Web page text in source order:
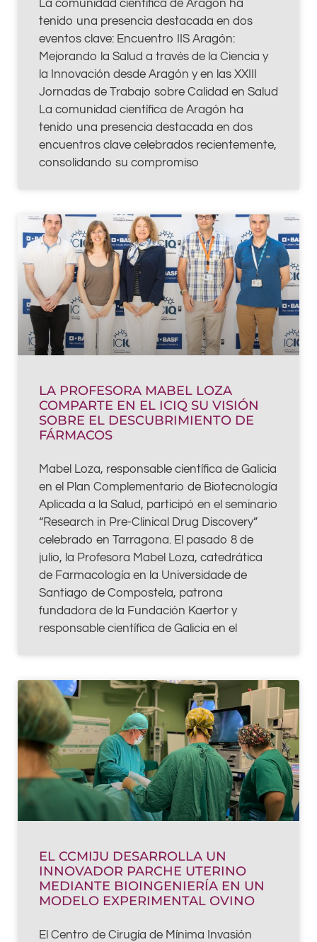
La comunidad científica de Aragón ha
tenido una presencia destacada en dos
eventos clave: Encuentro IIS Aragón:
Mejorando la Salud a través de la Ciencia y
la Innovación desde Aragón y en las XXIII
Jornadas de Trabajo sobre Calidad en Salud
La comunidad científica de Aragón ha
tenido una presencia destacada en dos
encuentros clave celebrados recientemente,
consolidando su compromiso
LA PROFESORA MABEL LOZA
COMPARTE EN EL ICIQ SU VISIÓN
SOBRE EL DESCUBRIMIENTO DE
FÁRMACOS
Mabel Loza, responsable científica de Galicia
en el Plan Complementario de Biotecnología
Aplicada a la Salud, participó en el seminario
“Research in Pre-Clinical Drug Discovery”
celebrado en Tarragona. El pasado 8 de
julio, la Profesora Mabel Loza, catedrática
de Farmacología en la Universidade de
Santiago de Compostela, patrona
fundadora de la Fundación Kaertor y
responsable científica de Galicia en el
EL CCMIJU DESARROLLA UN
INNOVADOR PARCHE UTERINO
MEDIANTE BIOINGENIERÍA EN UN
MODELO EXPERIMENTAL OVINO
El Centro de Cirugía de Mínima Invasión